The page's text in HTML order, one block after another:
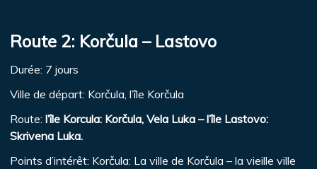
Route 2: Korčula – Lastovo
Durée: 7 jours
Ville de départ: Korčula, l’île Korčula
Route:l’île Korcula: Korčula, Vela Luka – l’île Lastovo:
Skrivena Luka.
Points d’intérêt: Korčula: La ville de Korčula – la vieille ville